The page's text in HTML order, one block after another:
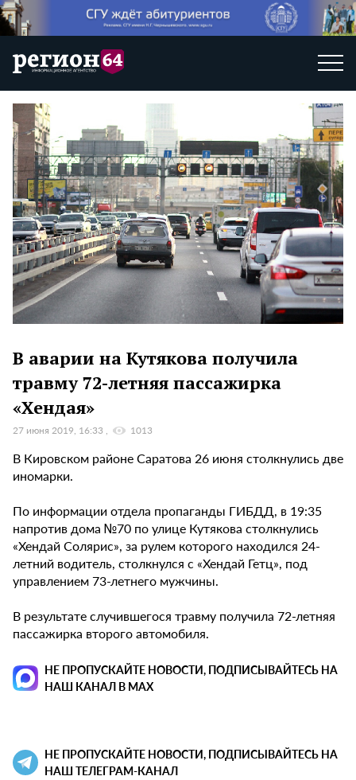
В аварии на Кутякова получила
травму 72-летняя пассажирка
«Хендая»
27 июня 2019, 16:33 1013
В Кировском районе Саратова 26 июня столкнулись две
иномарки.
По информации отдела пропаганды ГИБДД, в 19:35
напротив дома №70 по улице Кутякова столкнулись
«Хендай Солярис», за рулем которого находился 24-
летний водитель, столкнулся с «Хендай Гетц», под
управлением 73-летнего мужчины.
В результате случившегося травму получила 72-летняя
пассажирка второго автомобиля.
НЕ ПРОПУСКАЙТЕ НОВОСТИ, ПОДПИСЫВАЙТЕСЬ НА
НАШ КАНАЛ В MAX
НЕ ПРОПУСКАЙТЕ НОВОСТИ, ПОДПИСЫВАЙТЕСЬ НА
НАШ ТЕЛЕГРАМ-КАНАЛ